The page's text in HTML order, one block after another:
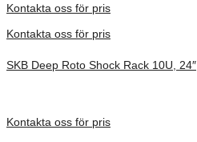
Kontakta oss för pris
Kontakta oss för pris
SKB Deep Roto Shock Rack 10U, 24″
Kontakta oss för pris